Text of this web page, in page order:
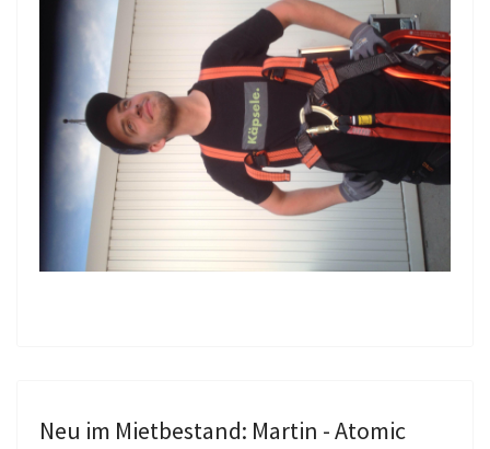
Neu im Mietbestand: Martin - Atomic